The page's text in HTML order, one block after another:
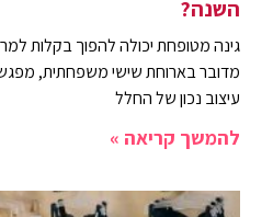
השנה?
גינה מטופחת יכולה להפוך בקלות
מדובר בארוחת שישי משפחתית,
עיצוב נכון של החלל
להמשך קריאה »